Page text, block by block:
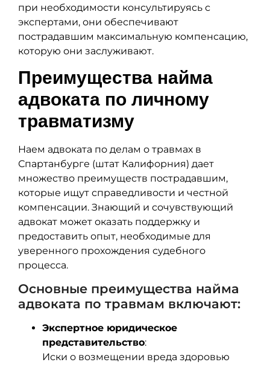
при необходимости консультируясь с
экспертами, они обеспечивают
пострадавшим максимальную компенсацию,
которую они заслуживают.
Преимущества найма
адвоката по личному
травматизму
Наем адвоката по делам о травмах в
Спартанбурге (штат Калифорния) дает
множество преимуществ пострадавшим,
которые ищут справедливости и честной
компенсации. Знающий и сочувствующий
адвокат может оказать поддержку и
предоставить опыт, необходимые для
уверенного прохождения судебного
процесса.
Основные преимущества найма
адвоката по травмам включают:
Экспертное юридическое
представительство:
Иски о возмещении вреда здоровью